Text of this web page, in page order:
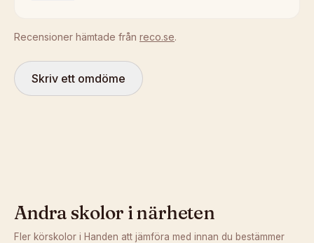
Recensioner hämtade från reco.se.
Skriv ett omdöme
Andra skolor i närheten
Fler körskolor i Handen att jämföra med innan du bestämmer